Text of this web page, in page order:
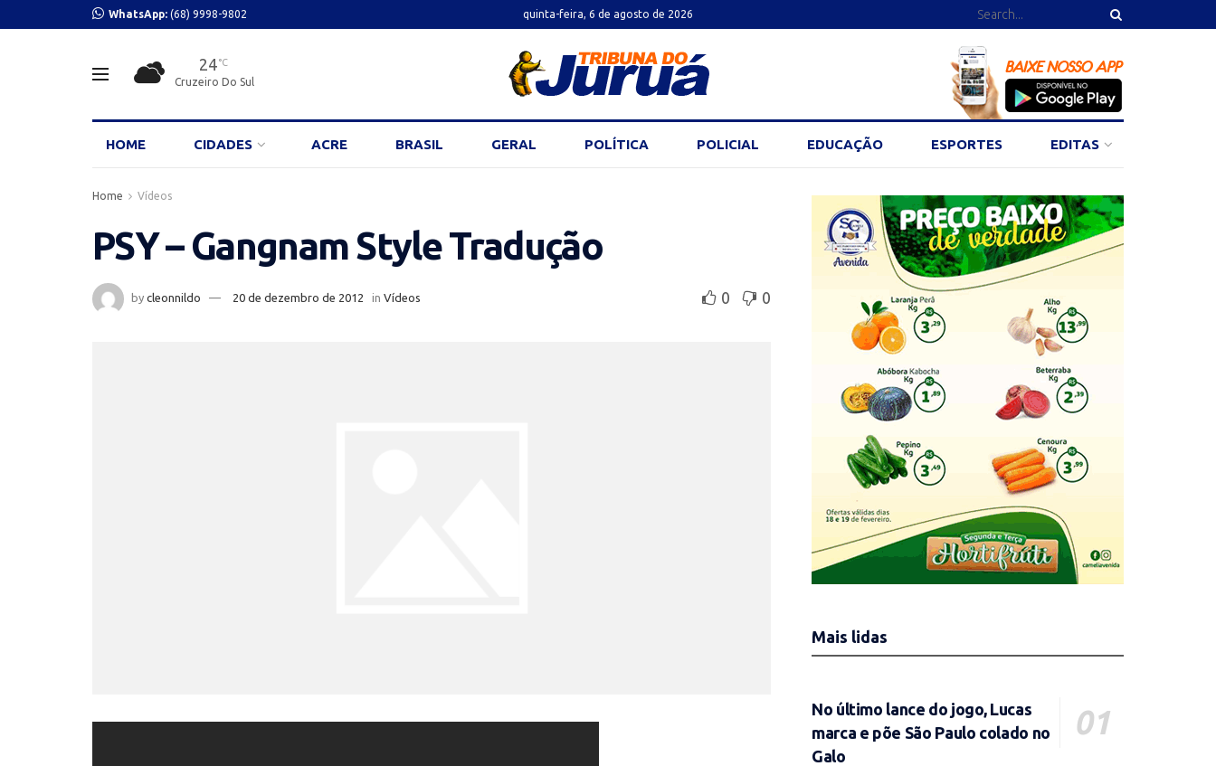
WhatsApp: (68) 9998-9802 quinta-feira, 6 de agosto de 2026
24 °C
Cruzeiro Do Sul
HOME CIDADES ACRE BRASIL GERAL POLÍTICA POLICIAL EDUCAÇÃO ESPORTES EDITAS
Home Vídeos
PSY – Gangnam Style Tradução
by cleonnildo 20 de dezembro de 2012 in Vídeos 0 0
Mais lidas
No último lance do jogo, Lucas
marca e põe São Paulo colado no
Galo